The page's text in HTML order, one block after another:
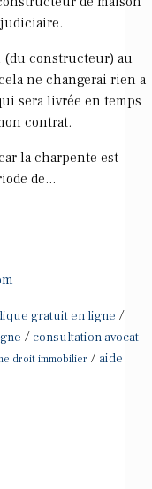
constructeur) au
ne changerai rien a
sera livrée en temps
contrat.
la charpente est
de...
gratuit en ligne /
/ consultation avocat
droit immobilier / aide